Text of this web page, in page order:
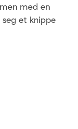
med en
et knippe